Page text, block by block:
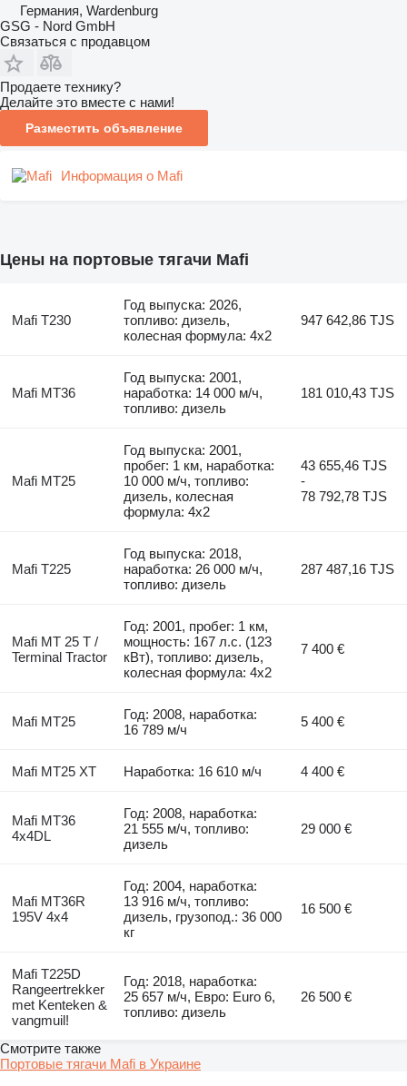
Германия, Wardenburg
GSG - Nord GmbH
Связаться с продавцом
Продаете технику?
Делайте это вместе с нами!
Разместить объявление
Информация о Mafi
Цены на портовые тягачи Mafi
Mafi T230
Год выпуска: 2026,
топливо: дизель,
колесная формула: 4x2
947 642,86 TJS
Mafi MT36
Год выпуска: 2001,
наработка: 14 000 м/ч,
топливо: дизель
181 010,43 TJS
Mafi MT25
Год выпуска: 2001,
пробег: 1 км, наработка:
10 000 м/ч, топливо:
дизель, колесная
формула: 4x2
43 655,46 TJS
-
78 792,78 TJS
Mafi T225
Год выпуска: 2018,
наработка: 26 000 м/ч,
топливо: дизель
287 487,16 TJS
Mafi MT 25 T /
Terminal Tractor
Год: 2001, пробег: 1 км,
мощность: 167 л.с. (123
кВт), топливо: дизель,
колесная формула: 4x2
7 400 €
Mafi MT25
Год: 2008, наработка:
16 789 м/ч
5 400 €
Mafi MT25 XT Наработка: 16 610 м/ч 4 400 €
Mafi MT36
4x4DL
Год: 2008, наработка:
21 555 м/ч, топливо:
дизель
29 000 €
Mafi MT36R
195V 4x4
Год: 2004, наработка:
13 916 м/ч, топливо:
дизель, грузопод.: 36 000
кг
16 500 €
Mafi T225D
Rangeertrekker
met Kenteken &
vangmuil!
Год: 2018, наработка:
25 657 м/ч, Евро: Euro 6,
топливо: дизель
26 500 €
Смотрите также
Портовые тягачи Mafi в Украине